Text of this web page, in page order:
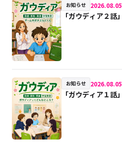
お知らせ 2026.08.05
「ガウディア２話
お知らせ 2026.08.05
「ガウディア１話